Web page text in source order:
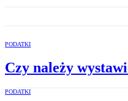
PODATKI
Czy należy
PODATKI